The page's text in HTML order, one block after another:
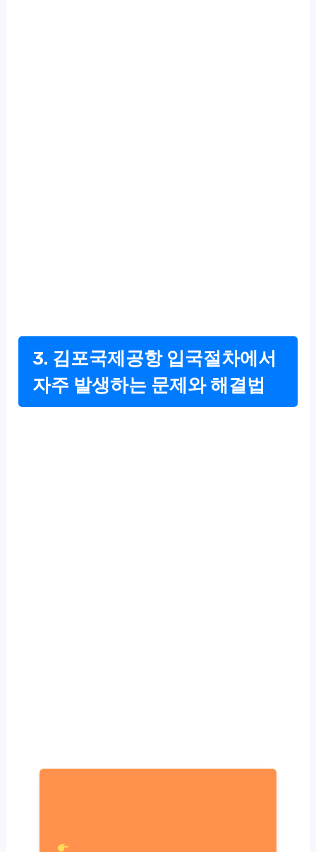
3. 김포국제공항 입국절차에서
자주 발생하는 문제와 해결법